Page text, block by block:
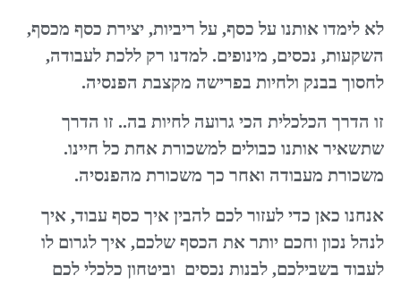
לא לימדו אותנו על כסף, על ריביות, יצירת כסף מכסף,
השקעות, נכסים, מינופים. למדנו רק ללכת לעבודה,
לחסוך בבנק ולחיות בפרישה מקצבת הפנסיה.
זו הדרך הכלכלית הכי גרועה לחיות בה.. זו הדרך
שתשאיר אותנו כבולים למשכורת אחת כל חיינו.
משכורת מעבודה ואחר כך משכורת מהפנסיה.
אנחנו כאן כדי לעזור לכם להבין איך כסף עבוד, איך
לנהל נכון וחכם יותר את הכסף שלכם, איך לגרום לו
לעבוד בשבילכם, לבנות נכסים וביטחון כלכלי לכם